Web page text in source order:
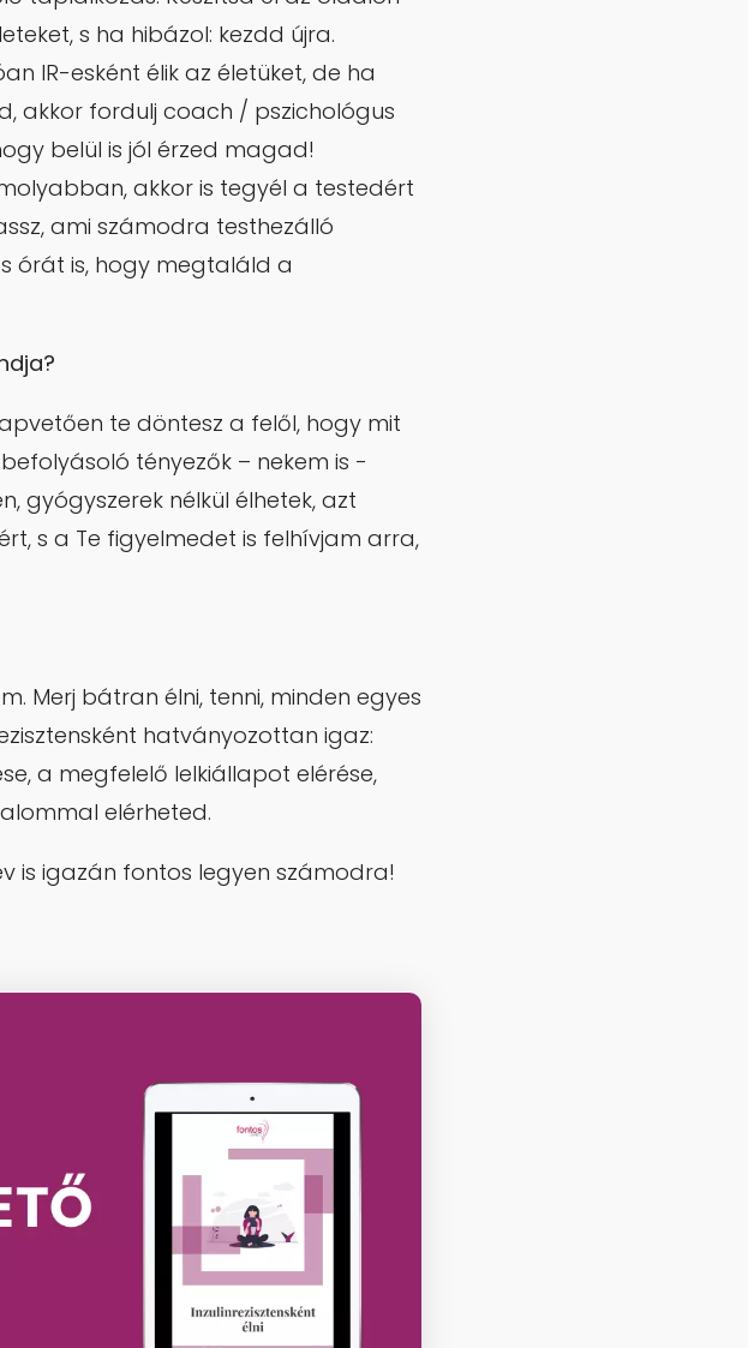
s ha hibázol: kezdd újra.
IR-esként élik az életüket, de ha
akkor fordulj coach / pszichológus
belül is jól érzed magad!
akkor is tegyél a testedért
ami számodra testhezálló
órát is, hogy megtaláld a
te döntesz a felől, hogy mit
tényezők – nekem is -
gyógyszerek nélkül élhetek, azt
s a Te figyelmedet is felhívjam arra,
Merj bátran élni, tenni, minden egyes
hatványozottan igaz:
a megfelelő lelkiállapot elérése,
elérheted.
is igazán fontos legyen számodra!